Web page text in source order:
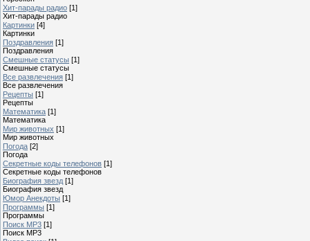
Хит-парады радио [1]
Хит-парады радио
Картинки [4]
Картинки
Поздравления [1]
Поздравления
Смешные статусы [1]
Смешные статусы
Все развлечения [1]
Все развлечения
Рецепты [1]
Рецепты
Математика [1]
Математика
Мир животных [1]
Мир животных
Погода [2]
Погода
Секретные коды телефонов [1]
Секретные коды телефонов
Биография звезд [1]
Биография звезд
Юмор Анекдоты [1]
Программы [1]
Программы
Поиск MP3 [1]
Поиск MP3